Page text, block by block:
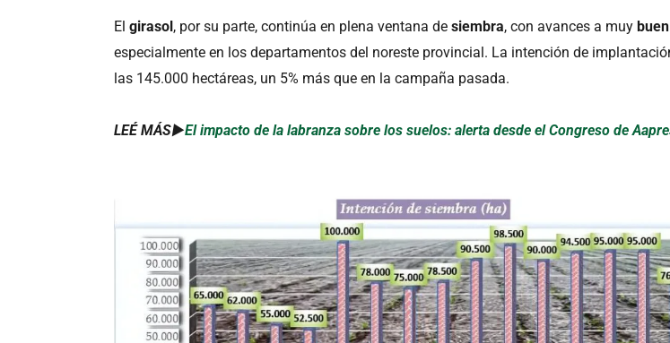
Elgirasol, por su parte, continúa en plena ventana desiembra, con avances a muy
especialmente en los departamentos del noreste provincial. La intención de
las 145.000 hectáreas, un 5% más que en la campaña pasada.
LEÉ MÁS►El impacto de la labranza sobre los suelos: alerta desde el Congreso de